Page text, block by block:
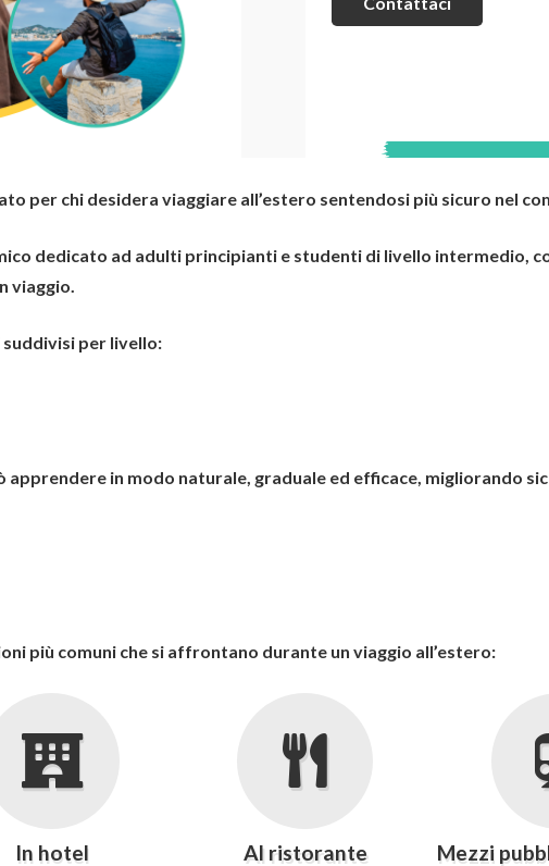
per chi desidera viaggiare all’estero sentendosi più sicuro nel
dedicato ad adulti principianti e studenti di livello intermedio,
viaggio.
per livello:
in modo naturale, graduale ed efficace, migliorando
più comuni che si affrontano durante un viaggio all’estero:
In hotel Al ristorante Mezzi